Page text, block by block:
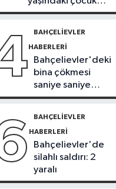
olabilir
ilk günün
oldu
yoğun bakımda
BAHÇELIEVLER
HABERLERI
Bahçelievler'deki
bina çökmesi
saniye saniye
görüntülendi
BAHÇELIEVLER
HABERLERI
Bahçelievler'de
silahlı saldırı: 2
yaralı